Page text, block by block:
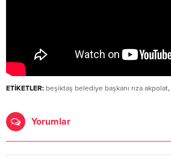
ETİKETLER: beşiktaş belediye başkanı rıza akpolat,
Yorumlar